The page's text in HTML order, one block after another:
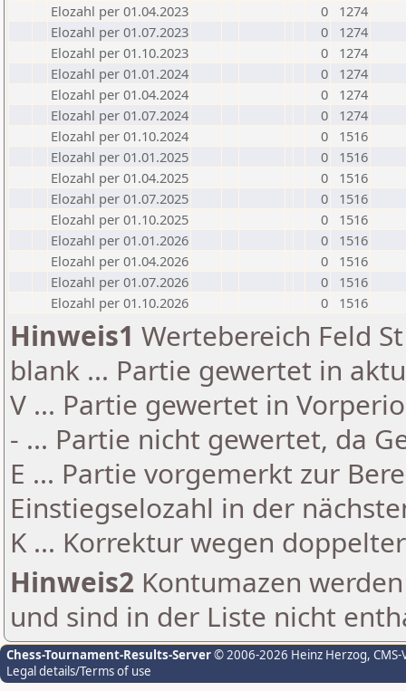
Elozahl per 01.04.2023
0
1274
Elozahl per 01.07.2023
0
1274
Elozahl per 01.10.2023
0
1274
Elozahl per 01.01.2024
0
1274
Elozahl per 01.04.2024
0
1274
Elozahl per 01.07.2024
0
1274
Elozahl per 01.10.2024
0
1516
Elozahl per 01.01.2025
0
1516
Elozahl per 01.04.2025
0
1516
Elozahl per 01.07.2025
0
1516
Elozahl per 01.10.2025
0
1516
Elozahl per 01.01.2026
0
1516
Elozahl per 01.04.2026
0
1516
Elozahl per 01.07.2026
0
1516
Elozahl per 01.10.2026
0 1516
Hinweis1 Wertebereich Feld
blank ... Partie gewertet in
V ... Partie gewertet in
- ... Partie nicht gewertet, da
E ... Partie vorgemerkt zur
Einstiegselozahl in der
K ... Korrektur wegen
Hinweis2 Kontumazen
und sind in der Liste nicht
Chess-Tournament-Results-Server© 2006-2026 Heinz Herzog,
Legal details/Terms of use